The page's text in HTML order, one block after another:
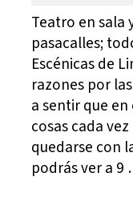
Teatro en sala
pasacalles;
Escénicas de
razones por
a sentir que
cosas cada
quedarse con
podrás ver a